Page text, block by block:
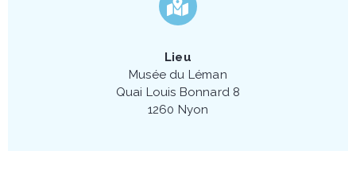
Lieu
Musée du Léman
Quai Louis Bonnard 8
1260 Nyon